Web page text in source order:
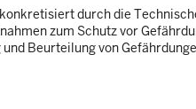
durch die
zum Schutz vor
Beurteilung von